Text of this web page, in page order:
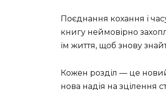
Поєднання кохання і
книгу неймовірно
їм життя, щоб знову
Кожен розділ — це
нова надія на зцілення